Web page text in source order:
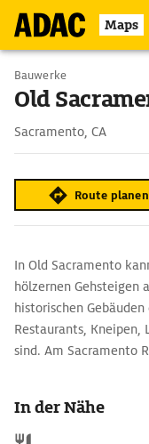
Maps
Bauwerke
Old
Sacramento, CA
Route planen
In Old Sacramento
hölzernen Gehsteigen
historischen
Restaurants, Kneipen,
sind. Am Sacramento
In der Nähe